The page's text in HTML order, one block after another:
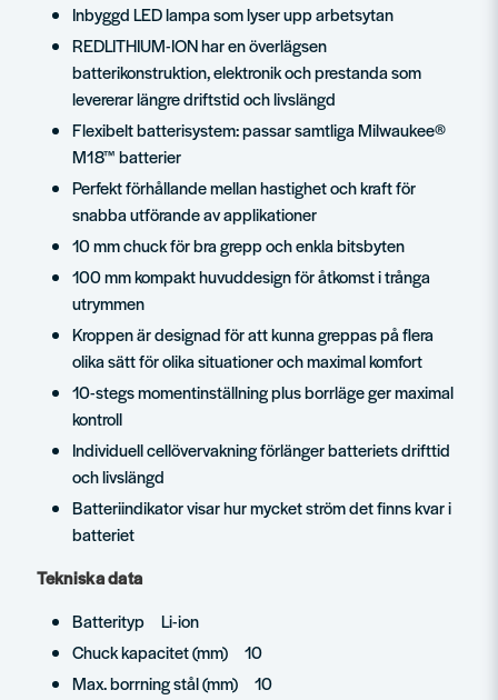
Inbyggd LED lampa som lyser upp arbetsytan
REDLITHIUM-ION har en överlägsen
batterikonstruktion, elektronik och prestanda som
levererar längre driftstid och livslängd
Flexibelt batterisystem: passar samtliga Milwaukee®
M18™ batterier
Perfekt förhållande mellan hastighet och kraft för
snabba utförande av applikationer
10 mm chuck för bra grepp och enkla bitsbyten
100 mm kompakt huvuddesign för åtkomst i trånga
utrymmen
Kroppen är designad för att kunna greppas på flera
olika sätt för olika situationer och maximal komfort
10-stegs momentinställning plus borrläge ger maximal
kontroll
Individuell cellövervakning förlänger batteriets drifttid
och livslängd
Batteriindikator visar hur mycket ström det finns kvar i
batteriet
Tekniska data
Batterityp Li-ion
Chuck kapacitet (mm) 10
Max. borrning stål (mm) 10